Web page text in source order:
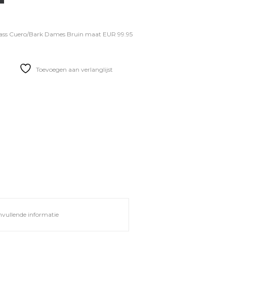
Cuero/Bark Dames Bruin maat EUR 99.95
Toevoegen aan verlanglijst
informatie